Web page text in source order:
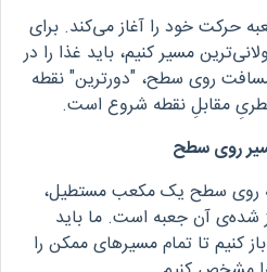
حرکت خود را آغاز می‌کند. برای
مسیر کنیم، باید غذا را در
روی سطح، "دورترین" نقطه
مقابلِ نقطه شروع است.
روی سطح
روی سطح یک مکعب مستطیل،
آن جعبه است. ما باید
کنیم تا تمام مسیرهای ممکن را